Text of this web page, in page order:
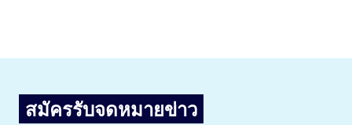
สมัครรับจดหมายข่าว